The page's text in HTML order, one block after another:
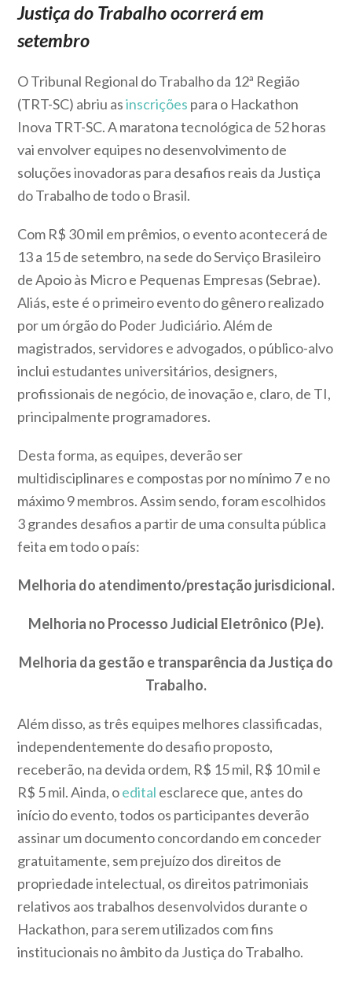
Justiça do Trabalho ocorrerá em
setembro
O Tribunal Regional do Trabalho da 12ª Região
(TRT-SC) abriu asinscrições para o Hackathon
Inova TRT-SC. A maratona tecnológica de 52 horas
vai envolver equipes no desenvolvimento de
soluções inovadoras para desafios reais da Justiça
do Trabalho de todo o Brasil.
Com R$ 30 mil em prêmios, o evento acontecerá de
13 a 15 de setembro, na sede do Serviço Brasileiro
de Apoio às Micro e Pequenas Empresas (Sebrae).
Aliás, este é o primeiro evento do gênero realizado
por um órgão do Poder Judiciário. Além de
magistrados, servidores e advogados, o público-alvo
inclui estudantes universitários, designers,
profissionais de negócio, de inovação e, claro, de TI,
principalmente programadores.
Desta forma, as equipes, deverão ser
multidisciplinares e compostas por no mínimo 7 e no
máximo 9 membros. Assim sendo, foram escolhidos
3 grandes desafios a partir de uma consulta pública
feita em todo o país:
Melhoria do atendimento/prestação jurisdicional.
Melhoria no Processo Judicial Eletrônico (PJe).
Melhoria da gestão e transparência da Justiça do
Trabalho.
Além disso, as três equipes melhores classificadas,
independentemente do desafio proposto,
receberão, na devida ordem, R$ 15 mil, R$ 10 mil e
R$ 5 mil. Ainda, oedital esclarece que, antes do
início do evento, todos os participantes deverão
assinar um documento concordando em conceder
gratuitamente, sem prejuízo dos direitos de
propriedade intelectual, os direitos patrimoniais
relativos aos trabalhos desenvolvidos durante o
Hackathon, para serem utilizados com fins
institucionais no âmbito da Justiça do Trabalho.